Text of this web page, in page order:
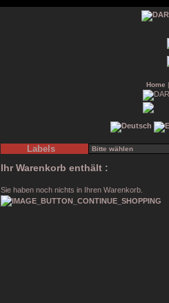
Home
Labels
Ihr Warenkorb enthält :
Sie haben noch nichts in Ihren Warenkorb.